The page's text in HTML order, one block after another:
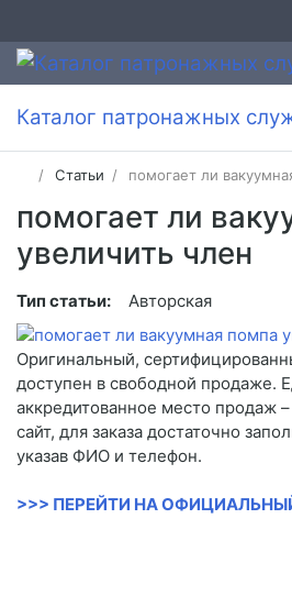
Каталог патронажных
Статьи помогает ли
помогает ли
увеличить член
Тип статьи: Авторская
Оригинальный,
доступен в свободной продаже.
аккредитованное место продаж
сайт, для заказа достаточно
указав ФИО и телефон.
>>> ПЕРЕЙТИ НА